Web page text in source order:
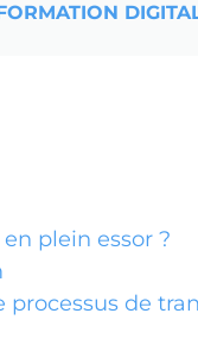
plein essor ?
processus de